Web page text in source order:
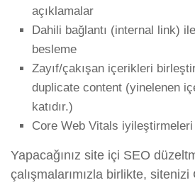
açıklamalar
Dahili bağlantı (internal link) ile
besleme
Zayıf/çakışan içerikleri
duplicate content (yinelenen
katıdır.)
Core Web Vitals iyileştirmeleri
Yapacağınız site içi SEO
çalışmalarımızla birlikte,